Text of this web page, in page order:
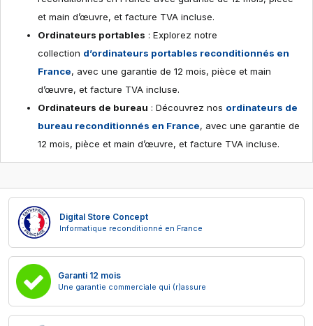
et main d’œuvre, et facture TVA incluse.
Ordinateurs portables : Explorez notre
collection d’ordinateurs portables reconditionnés en
France, avec une garantie de 12 mois, pièce et main
d’œuvre, et facture TVA incluse.
Ordinateurs de bureau : Découvrez nos ordinateurs de
bureau reconditionnés en France, avec une garantie de
12 mois, pièce et main d’œuvre, et facture TVA incluse.
Digital Store Concept
Informatique reconditionné en France
Garanti 12 mois
Une garantie commerciale qui (r)assure